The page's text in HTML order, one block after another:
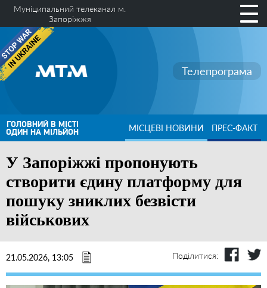
Муніципальний телеканал м.
Запоріжжя
Телепрограма
ГОЛОВНИЙ В МІСТІ
ОДИН НА МІЛЬЙОН МІСЦЕВІ НОВИНИ ПРЕС-ФАКТ
У Запоріжжі пропонують
створити єдину платформу для
пошуку зниклих безвісти
військових
21.05.2026, 13:05 Поділитися: